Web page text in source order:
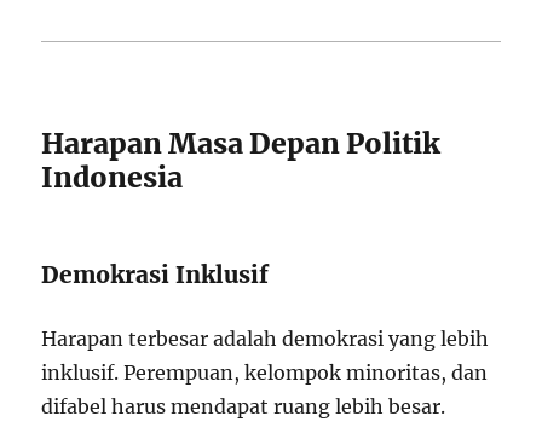
Harapan Masa Depan Politik
Indonesia
Demokrasi Inklusif
Harapan terbesar adalah demokrasi yang lebih
inklusif. Perempuan, kelompok minoritas, dan
difabel harus mendapat ruang lebih besar.